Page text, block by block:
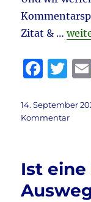
Zitat & …
F
c
e
o
o
T
it
te
Veröffentlicht
am
14. September
Kommentarzu
Ist